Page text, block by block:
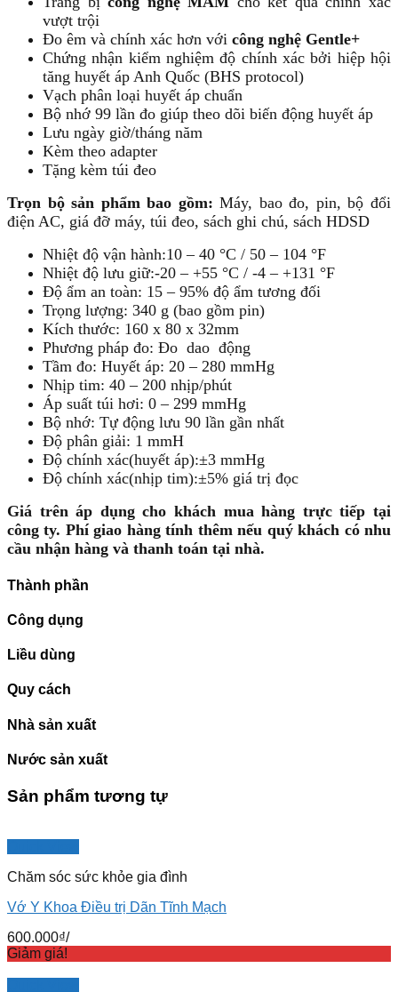
vượt trội
Đo êm và chính xác hơn với công nghệ Gentle+
Chứng nhận kiểm nghiệm độ chính xác bởi hiệp hội
tăng huyết áp Anh Quốc (BHS protocol)
Vạch phân loại huyết áp chuẩn
Bộ nhớ 99 lần đo giúp theo dõi biến động huyết áp
Lưu ngày giờ/tháng năm
Kèm theo adapter
Tặng kèm túi đeo
Trọn bộ sản phẩm bao gồm:Máy, bao đo, pin, bộ đổi
điện AC, giá đỡ máy, túi đeo, sách ghi chú, sách HDSD
Nhiệt độ vận hành:10 – 40 °C / 50 – 104 °F
Nhiệt độ lưu giữ:-20 – +55 °C / -4 – +131 °F
Độ ẩm an toàn: 15 – 95% độ ẩm tương đối
Trọng lượng: 340 g (bao gồm pin)
Kích thước: 160 x 80 x 32mm
Phương pháp đo: Đo dao động
Tầm đo: Huyết áp: 20 – 280 mmHg
Nhịp tim: 40 – 200 nhịp/phút
Áp suất túi hơi: 0 – 299 mmHg
Bộ nhớ: Tự động lưu 90 lần gần nhất
Độ phân giải: 1 mmH
Độ chính xác(huyết áp):±3 mmHg
Độ chính xác(nhịp tim):±5% giá trị đọc
Giá trên áp dụng cho khách mua hàng trực tiếp tại
công ty. Phí giao hàng tính thêm nếu quý khách có nhu
cầu nhận hàng và thanh toán tại nhà.
Thành phần
Công dụng
Liều dùng
Quy cách
Nhà sản xuất
Nước sản xuất
Sản phẩm tương tự
Chăm sóc sức khỏe gia đình
Vớ Y Khoa Điều trị Dãn Tĩnh Mạch
600.000₫/
Giảm giá!